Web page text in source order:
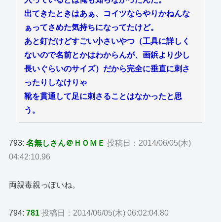
出てきたときはあぁ、コイツならやりかねんな
ぁってさめた気持ちになってたけど。
あと釘だけどすごい小さいやつ（工具に詳しく
ないので名前とかはわからんが、画鋲より少し
長いぐらいのサイズ）だから完全に垂直に刺さ
ったりしなけりゃ
靴を貫通して足に刺さることはなかったと思
う。
793:名無しさん＠ＨＯＭＥ 投稿日：2014/06/05(木)
04:42:10.96
両親毒親っぽいね。
794:781 投稿日：2014/06/05(木) 06:02:04.80